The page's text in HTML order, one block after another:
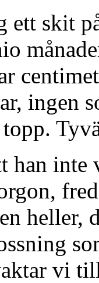
ett skit
ingen
han
heller,
vi